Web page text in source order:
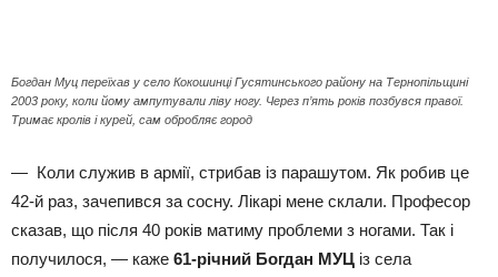
Богдан Муц переїхав у село Кокошинці Гусятинського району на Тернопільщині
2003 року, коли йому ампутували ліву ногу. Через п’ять років позбувся правої.
Тримає кролів і курей, сам обробляє город
— Коли служив в армії, стрибав із парашутом. Як робив це
42-й раз, зачепився за сосну. Лікарі мене склали. Професор
сказав, що після 40 років матиму проблеми з ногами. Так і
получилося, — каже 61-річний Богдан МУЦ із села